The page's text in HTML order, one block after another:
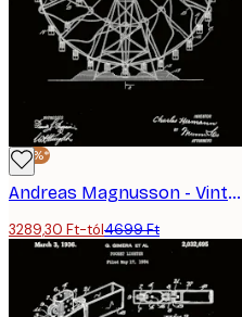
-30%*
Andreas Magnusson - Vintage Óriáskerék Tervrajz Poszter
3289,30 Ft-tól4699 Ft